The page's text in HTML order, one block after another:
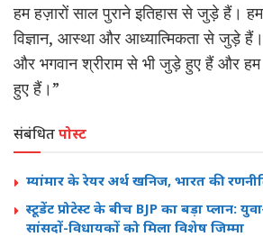
हम हज़ारों साल पुराने इतिहास से जुड़े हैं।
विज्ञान, आस्था और आध्यात्मिकता से जुड़े
और भगवान श्रीराम से भी जुड़े हुए हैं और हम
हुए हैं।”
संबंधितपोस्ट
म्यांमार के रेयर अर्थ खनिज, भारत की
स्टूडेंट प्रोटेस्ट के बीच BJP का बड़ा प्लान:
सांसदों-विधायकों को मिला विशेष जिम्मा